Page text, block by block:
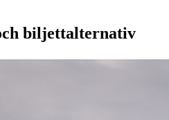
biljettalternativ